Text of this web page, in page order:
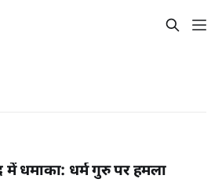
में धमाका: धर्म गुरु पर हमला